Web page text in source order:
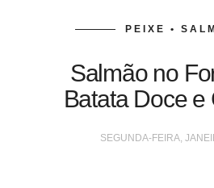
PEIXE •
Salmão no
Batata Doce e
SEGUNDA-FEIRA,